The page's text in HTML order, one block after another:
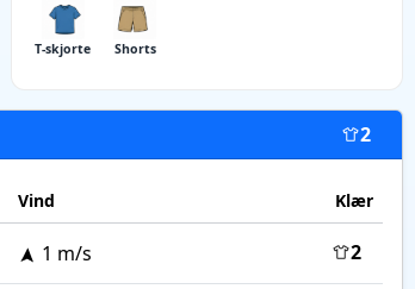
T-skjorte Shorts
2
Vind Klær
1 m/s 2